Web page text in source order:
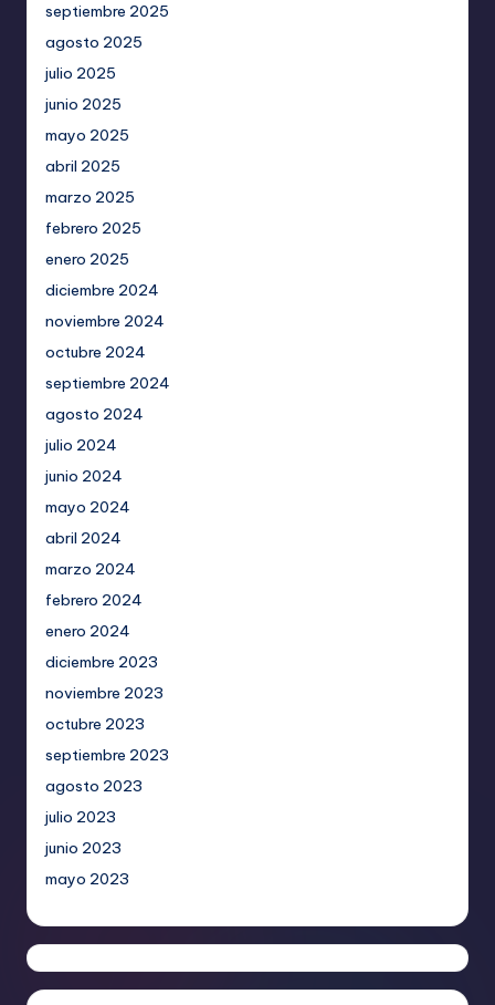
septiembre 2025
agosto 2025
julio 2025
junio 2025
mayo 2025
abril 2025
marzo 2025
febrero 2025
enero 2025
diciembre 2024
noviembre 2024
octubre 2024
septiembre 2024
agosto 2024
julio 2024
junio 2024
mayo 2024
abril 2024
marzo 2024
febrero 2024
enero 2024
diciembre 2023
noviembre 2023
octubre 2023
septiembre 2023
agosto 2023
julio 2023
junio 2023
mayo 2023